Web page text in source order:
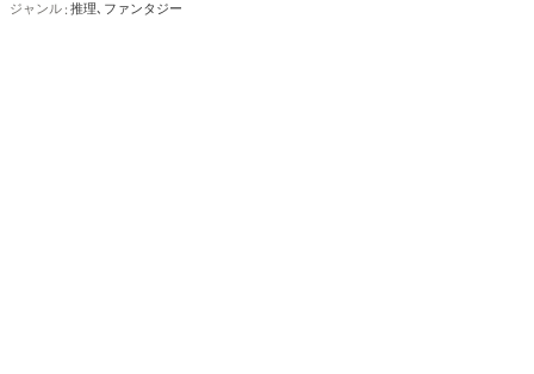
ジャンル 推理､ ファンタジー